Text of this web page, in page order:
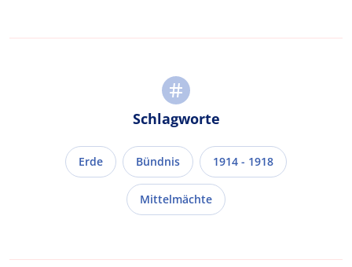
Schlagworte
Erde Bündnis 1914 - 1918
Mittelmächte